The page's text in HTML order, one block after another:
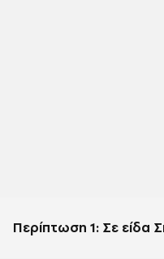
Περίπτωση 1: Σε είδα